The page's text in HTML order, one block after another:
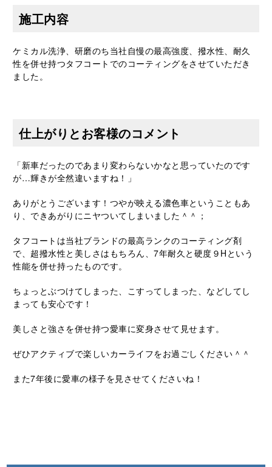
施工内容
ケミカル洗浄、研磨のち当社自慢の最高強度、撥水性、耐久
性を併せ持つタフコートでのコーティングをさせていただき
ました。
仕上がりとお客様のコメント
「新車だったのであまり変わらないかなと思っていたのです
が…輝きが全然違いますね！」
ありがとうございます！つやが映える濃色車ということもあ
り、できあがりにニヤついてしまいました＾＾；
タフコートは当社ブランドの最高ランクのコーティング剤
で、超撥水性と美しさはもちろん、7年耐久と硬度９Hという
性能を併せ持ったものです。
ちょっとぶつけてしまった、こすってしまった、などしてし
まっても安心です！
美しさと強さを併せ持つ愛車に変身させて見せます。
ぜひアクティブで楽しいカーライフをお過ごしください＾＾
また7年後に愛車の様子を見させてくださいね！